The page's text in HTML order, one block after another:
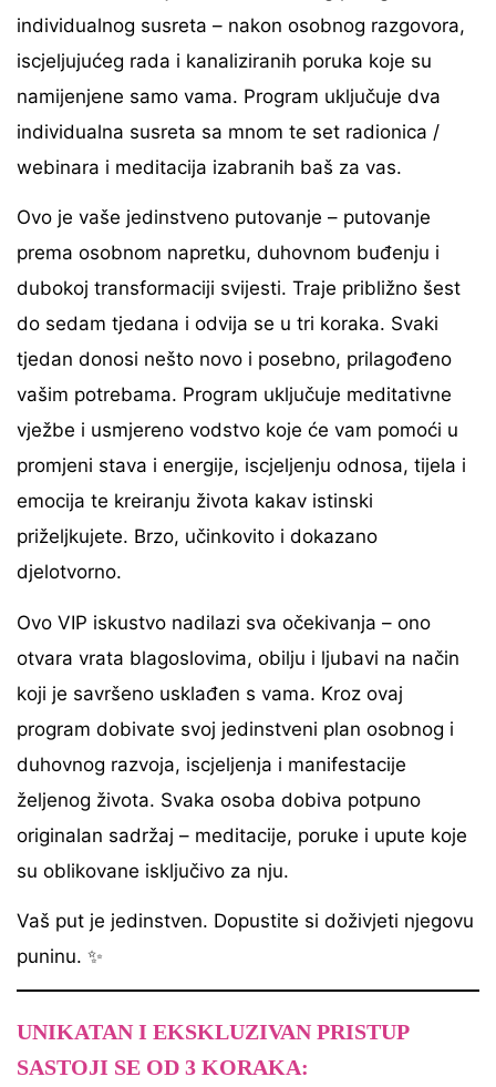
individualnog susreta – nakon osobnog razgovora,
iscjeljujućeg rada i kanaliziranih poruka koje su
namijenjene samo vama. Program uključuje dva
individualna susreta sa mnom te set radionica /
webinara i meditacija izabranih baš za vas.
Ovo je vaše jedinstveno putovanje – putovanje
prema osobnom napretku, duhovnom buđenju i
dubokoj transformaciji svijesti. Traje približno šest
do sedam tjedana i odvija se u tri koraka. Svaki
tjedan donosi nešto novo i posebno, prilagođeno
vašim potrebama. Program uključuje meditativne
vježbe i usmjereno vodstvo koje će vam pomoći u
promjeni stava i energije, iscjeljenju odnosa, tijela i
emocija te kreiranju života kakav istinski
priželjkujete. Brzo, učinkovito i dokazano
djelotvorno.
Ovo VIP iskustvo nadilazi sva očekivanja – ono
otvara vrata blagoslovima, obilju i ljubavi na način
koji je savršeno usklađen s vama. Kroz ovaj
program dobivate svoj jedinstveni plan osobnog i
duhovnog razvoja, iscjeljenja i manifestacije
željenog života. Svaka osoba dobiva potpuno
originalan sadržaj – meditacije, poruke i upute koje
su oblikovane isključivo za nju.
Vaš put je jedinstven. Dopustite si doživjeti njegovu
puninu. ✨
UNIKATAN I EKSKLUZIVAN PRISTUP
SASTOJI SE OD 3 KORAKA: